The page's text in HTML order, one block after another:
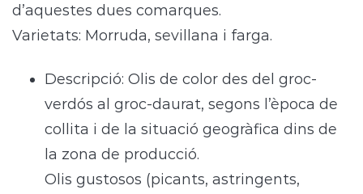
d’aquestes dues comarques.
Varietats: Morruda, sevillana i farga.
Descripció: Olis de color des del groc-
verdós al groc-daurat, segons l’època de
collita i de la situació geogràfica dins de
la zona de producció.
Olis gustosos (picants, astringents,